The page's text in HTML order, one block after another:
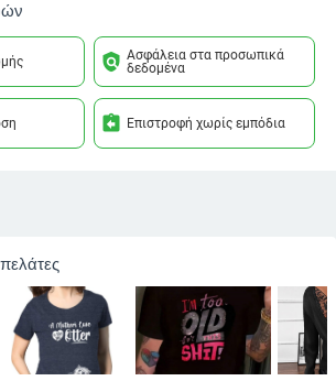
policy Ασφάλεια στα προσωπικά
δεδομένα
assignment_return Επιστροφή χωρίς εμπόδια